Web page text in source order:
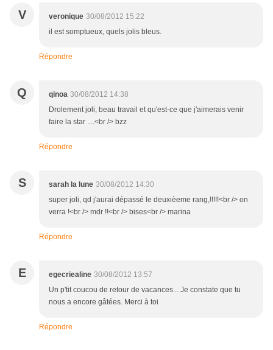
V veronique 30/08/2012 15:22
il est somptueux, quels jolis bleus.
Répondre
Q qinoa 30/08/2012 14:38
Drolement joli, beau travail et qu'est-ce que j'aimerais venir
faire la star ....<br /> bzz
Répondre
S sarah la lune 30/08/2012 14:30
super joli, qd j'aurai dépassé le deuxièeme rang,!!!!!<br /> on
verra !<br /> mdr !!<br /> bises<br /> marina
Répondre
E egecriealine 30/08/2012 13:57
Un p'tit coucou de retour de vacances... Je constate que tu
nous a encore gâtées. Merci à toi
Répondre